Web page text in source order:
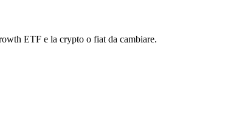
ETF e la crypto o fiat da cambiare.